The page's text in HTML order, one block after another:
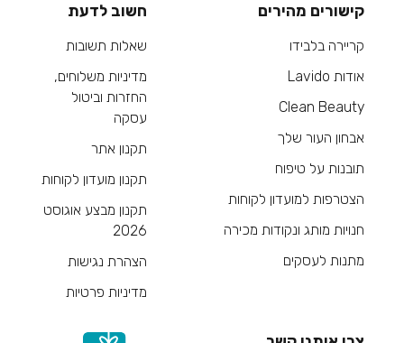
קישורים מהירים
קריירה בלבידו
אודות Lavido
Clean Beauty
אבחון העור שלך
תובנות על טיפוח
הצטרפות למועדון לקוחות
חנויות מותג ונקודות מכירה
מתנות לעסקים
חשוב לדעת
שאלות תשובות
מדיניות משלוחים,
החזרות וביטול
עסקה
תקנון אתר
תקנון מועדון לקוחות
תקנון מבצע אוגוסט
2026
הצהרת נגישות
מדיניות פרטיות